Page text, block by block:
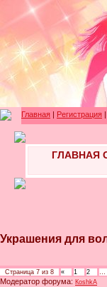
Главная | Регистрация |
ГЛАВНАЯ
Украшения для
Страница 7 из 8 « 1 2 …
Модератор форума: КoshkA